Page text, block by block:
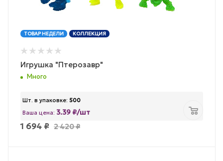
ТОВАР НЕДЕЛИ КОЛЛЕКЦИЯ
Игрушка "Птерозавр"
Много
Шт. в упаковке: 500
Ваша цена: 3.39 ₽/шт
1 694 ₽ 2 420₽